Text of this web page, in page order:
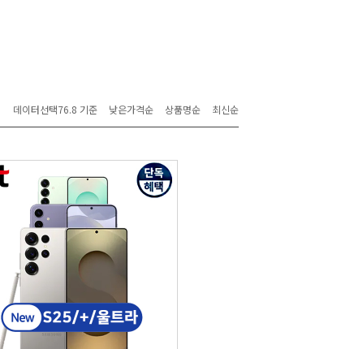
데이터선택76.8 기준 낮은가격순 상품명순 최신순